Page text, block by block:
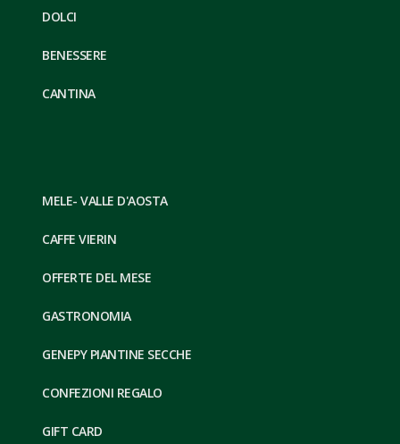
DOLCI
BENESSERE
CANTINA
MELE- VALLE D'AOSTA
CAFFE VIERIN
OFFERTE DEL MESE
GASTRONOMIA
GENEPY PIANTINE SECCHE
CONFEZIONI REGALO
GIFT CARD